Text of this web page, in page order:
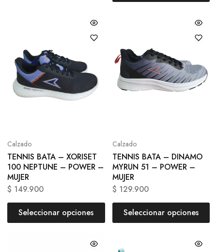
Calzado
TENNIS BATA – XORISET
100 NEPTUNE – POWER –
MUJER
$ 149.900
Seleccionar opciones
Calzado
TENNIS BATA – DINAMO
MYRUN 51 – POWER –
MUJER
$ 129.900
Seleccionar opciones